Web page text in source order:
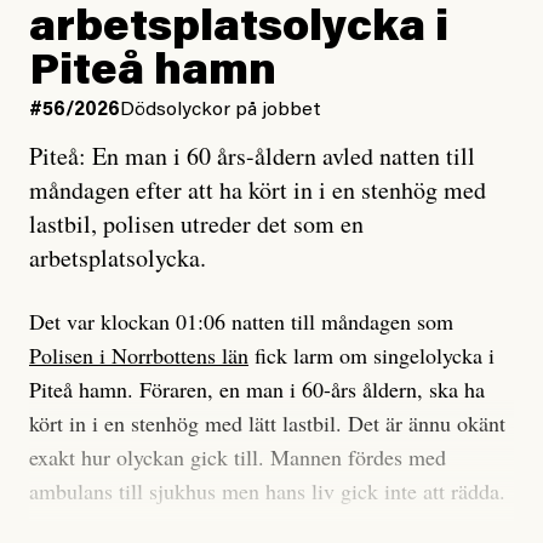
Vad betyder det att vara en röd, grön och oberoende
tidning?
Vad är bra journalistik?
Ett försök till korta svar som jag hoppas kan förtydliga
för Kuhn och Sassarinis-McGowan och andra hur jag
som chefredaktör ser på Dagens ETC:s uppdrag och
roll.
Vi skriver för våra läsare som vill bli informerade,
överraskade, bekräftade, utmanade – och som kräver
att vi granskar allt och alla.
Vi är som sagt en röd, grön och oberoende tidning.
Det betyder en annan journalistik än vad du hittar i
enligt uråldrig metod
och lade min sista ungdom
på att laga en gammal bod.
Jag sökte ljuset och meningen,
efter det som var rent, rätt och sant,
och aldrig såg jag det klarare än
när jag ombord på bussen hjälpte en tant.
#23/2026Intervjun
Jesper Lundby: ”Livet i sig
är ganska politiskt”
arbetsplatsolycka i
Piteå hamn
#56/2026 Dödsolyckor på jobbet
Piteå: En man i 60 års-åldern avled natten till
måndagen efter att ha kört in i en stenhög med
lastbil, polisen utreder det som en
arbetsplatsolycka.
Det var klockan 01:06 natten till måndagen som
Polisen i Norrbottens län fick larm om singelolycka i
Piteå hamn. Föraren, en man i 60-års åldern, ska ha
kört in i en stenhög med lätt lastbil. Det är ännu okänt
exakt hur olyckan gick till. Mannen fördes med
ambulans till sjukhus men hans liv gick inte att rädda.